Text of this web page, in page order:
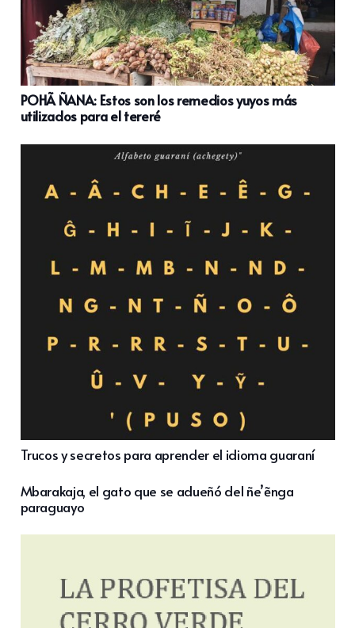
POHÃ ÑANA: Estos son los remedios yuyos más
utilizados para el tereré
Trucos y secretos para aprender el idioma guaraní
Mbarakaja, el gato que se adueñó del ñe’ẽnga
paraguayo